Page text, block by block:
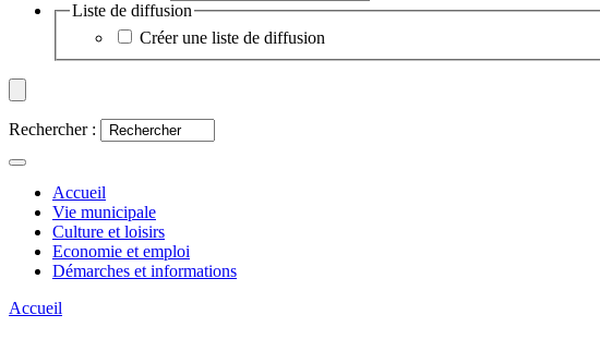
Liste de diffusion
Créer une liste de diffusion
Rechercher :
Accueil
Vie municipale
Culture et loisirs
Economie et emploi
Démarches et informations
Accueil